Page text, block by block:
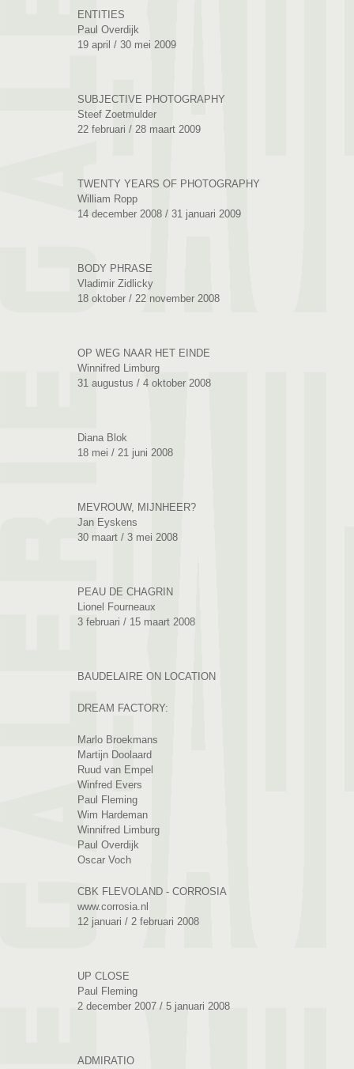
ENTITIES
Paul Overdijk
19 april / 30 mei 2009
SUBJECTIVE PHOTOGRAPHY
Steef Zoetmulder
22 februari / 28 maart 2009
TWENTY YEARS OF PHOTOGRAPHY
William Ropp
14 december 2008 / 31 januari 2009
BODY PHRASE
Vladimir Zidlicky
18 oktober / 22 november 2008
OP WEG NAAR HET EINDE
Winnifred Limburg
31 augustus / 4 oktober 2008
Diana Blok
18 mei / 21 juni 2008
MEVROUW, MIJNHEER?
Jan Eyskens
30 maart / 3 mei 2008
PEAU DE CHAGRIN
Lionel Fourneaux
3 februari / 15 maart 2008
BAUDELAIRE ON LOCATION
DREAM FACTORY:
Marlo Broekmans
Martijn Doolaard
Ruud van Empel
Winfred Evers
Paul Fleming
Wim Hardeman
Winnifred Limburg
Paul Overdijk
Oscar Voch
CBK FLEVOLAND - CORROSIA
www.corrosia.nl
12 januari / 2 februari 2008
UP CLOSE
Paul Fleming
2 december 2007 / 5 januari 2008
ADMIRATIO